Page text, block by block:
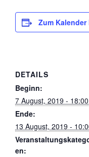
Zum
DETAILS
Beginn:
7 August, 2019 - 18:00
Ende:
13 August, 2019 -
en: